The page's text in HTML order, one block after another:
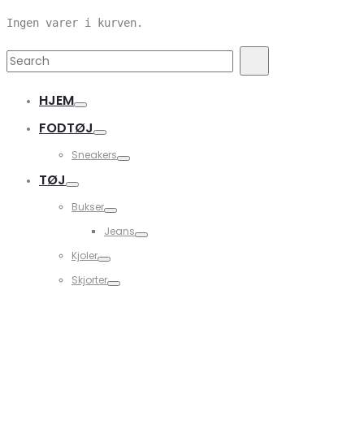
Ingen varer i kurven.
Search
HJEM
FODTØJ
Sneakers
TØJ
Bukser
Jeans
Kjoler
Skjorter